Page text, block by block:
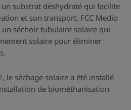
substrat déshydraté qui facilite
et son transport, FCC Medio
séchoir tubulaire solaire qui
solaire pour éliminer
le séchage solaire a été installé
de biométhanisation